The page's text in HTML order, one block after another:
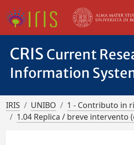
CRIS Current
Information
IRIS UNIBO
1 - Contributo in
1.04 Replica / breve intervento